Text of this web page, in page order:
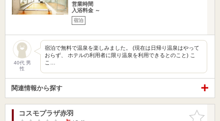
営業時間
入浴料金 ～
宿泊
40代 男
性
宿泊で無料で温泉を楽しみました。 (現在は日帰り温泉はやって
おらず、 ホテルの利用者に限り温泉を利用できるとのこと) こ
こ…
関連情報から探す
お気に入
コスモプラザ赤羽